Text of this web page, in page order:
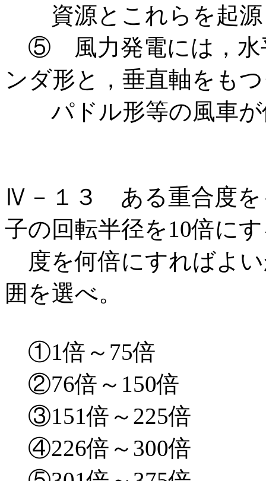
資源とこれらを起源
⑤ 風力発電には，水
ンダ形と，垂直軸をも
パドル形等の風車が
Ⅳ－１３ ある重合度を
子の回転半径を10倍に
度を何倍にすればよ
囲を選べ。
①1倍～75倍
②76倍～150倍
③151倍～225倍
④226倍～300倍